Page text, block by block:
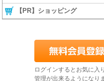
【PR】ショッピング
ログインするとお気に入
管理が出来るようになり